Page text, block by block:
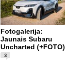
Fotogalerija:
Jaunais Subaru
Uncharted (+FOTO)
3